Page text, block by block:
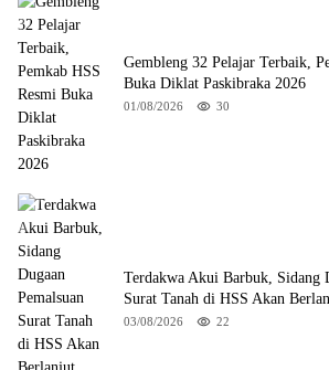
Gembleng 32 Pelajar Terbaik,
Buka Diklat Paskibraka 2026
01/08/2026 30
Terdakwa Akui Barbuk, Sidang
Surat Tanah di HSS Akan
03/08/2026 22